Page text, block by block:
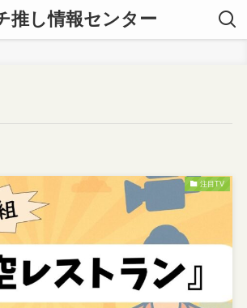
推し情報センター
注目TV